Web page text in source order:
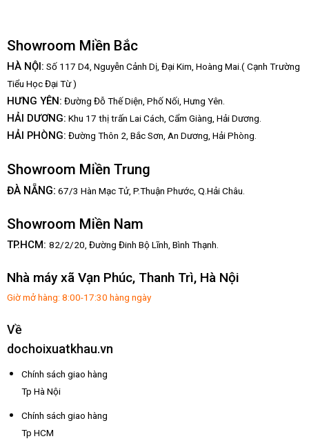
Showroom Miền Bắc
HÀ NỘI: Số 117 D4, Nguyễn Cảnh Dị, Đại Kim, Hoàng Mai.( Cạnh Trường
Tiểu Học Đại Từ )
HƯNG YÊN: Đường Đỗ Thế Diện, Phố Nối, Hưng Yên.
HẢI DƯƠNG: Khu 17 thị trấn Lai Cách, Cẩm Giàng, Hải Dương.
HẢI PHÒNG: Đường Thôn 2, Bắc Sơn, An Dương, Hải Phòng.
Showroom Miền Trung
ĐÀ NẴNG: 67/3 Hàn Mạc Tử, P.Thuận Phước, Q.Hải Châu.
Showroom Miền Nam
TP.HCM: 82/2/20, Đường Đinh Bộ Lĩnh, Bình Thạnh.
Nhà máy xã Vạn Phúc, Thanh Trì, Hà Nội
Giờ mở hàng: 8:00-17:30 hàng ngày
Về
dochoixuatkhau.vn
Chính sách giao hàng
Tp Hà Nội
Chính sách giao hàng
Tp HCM